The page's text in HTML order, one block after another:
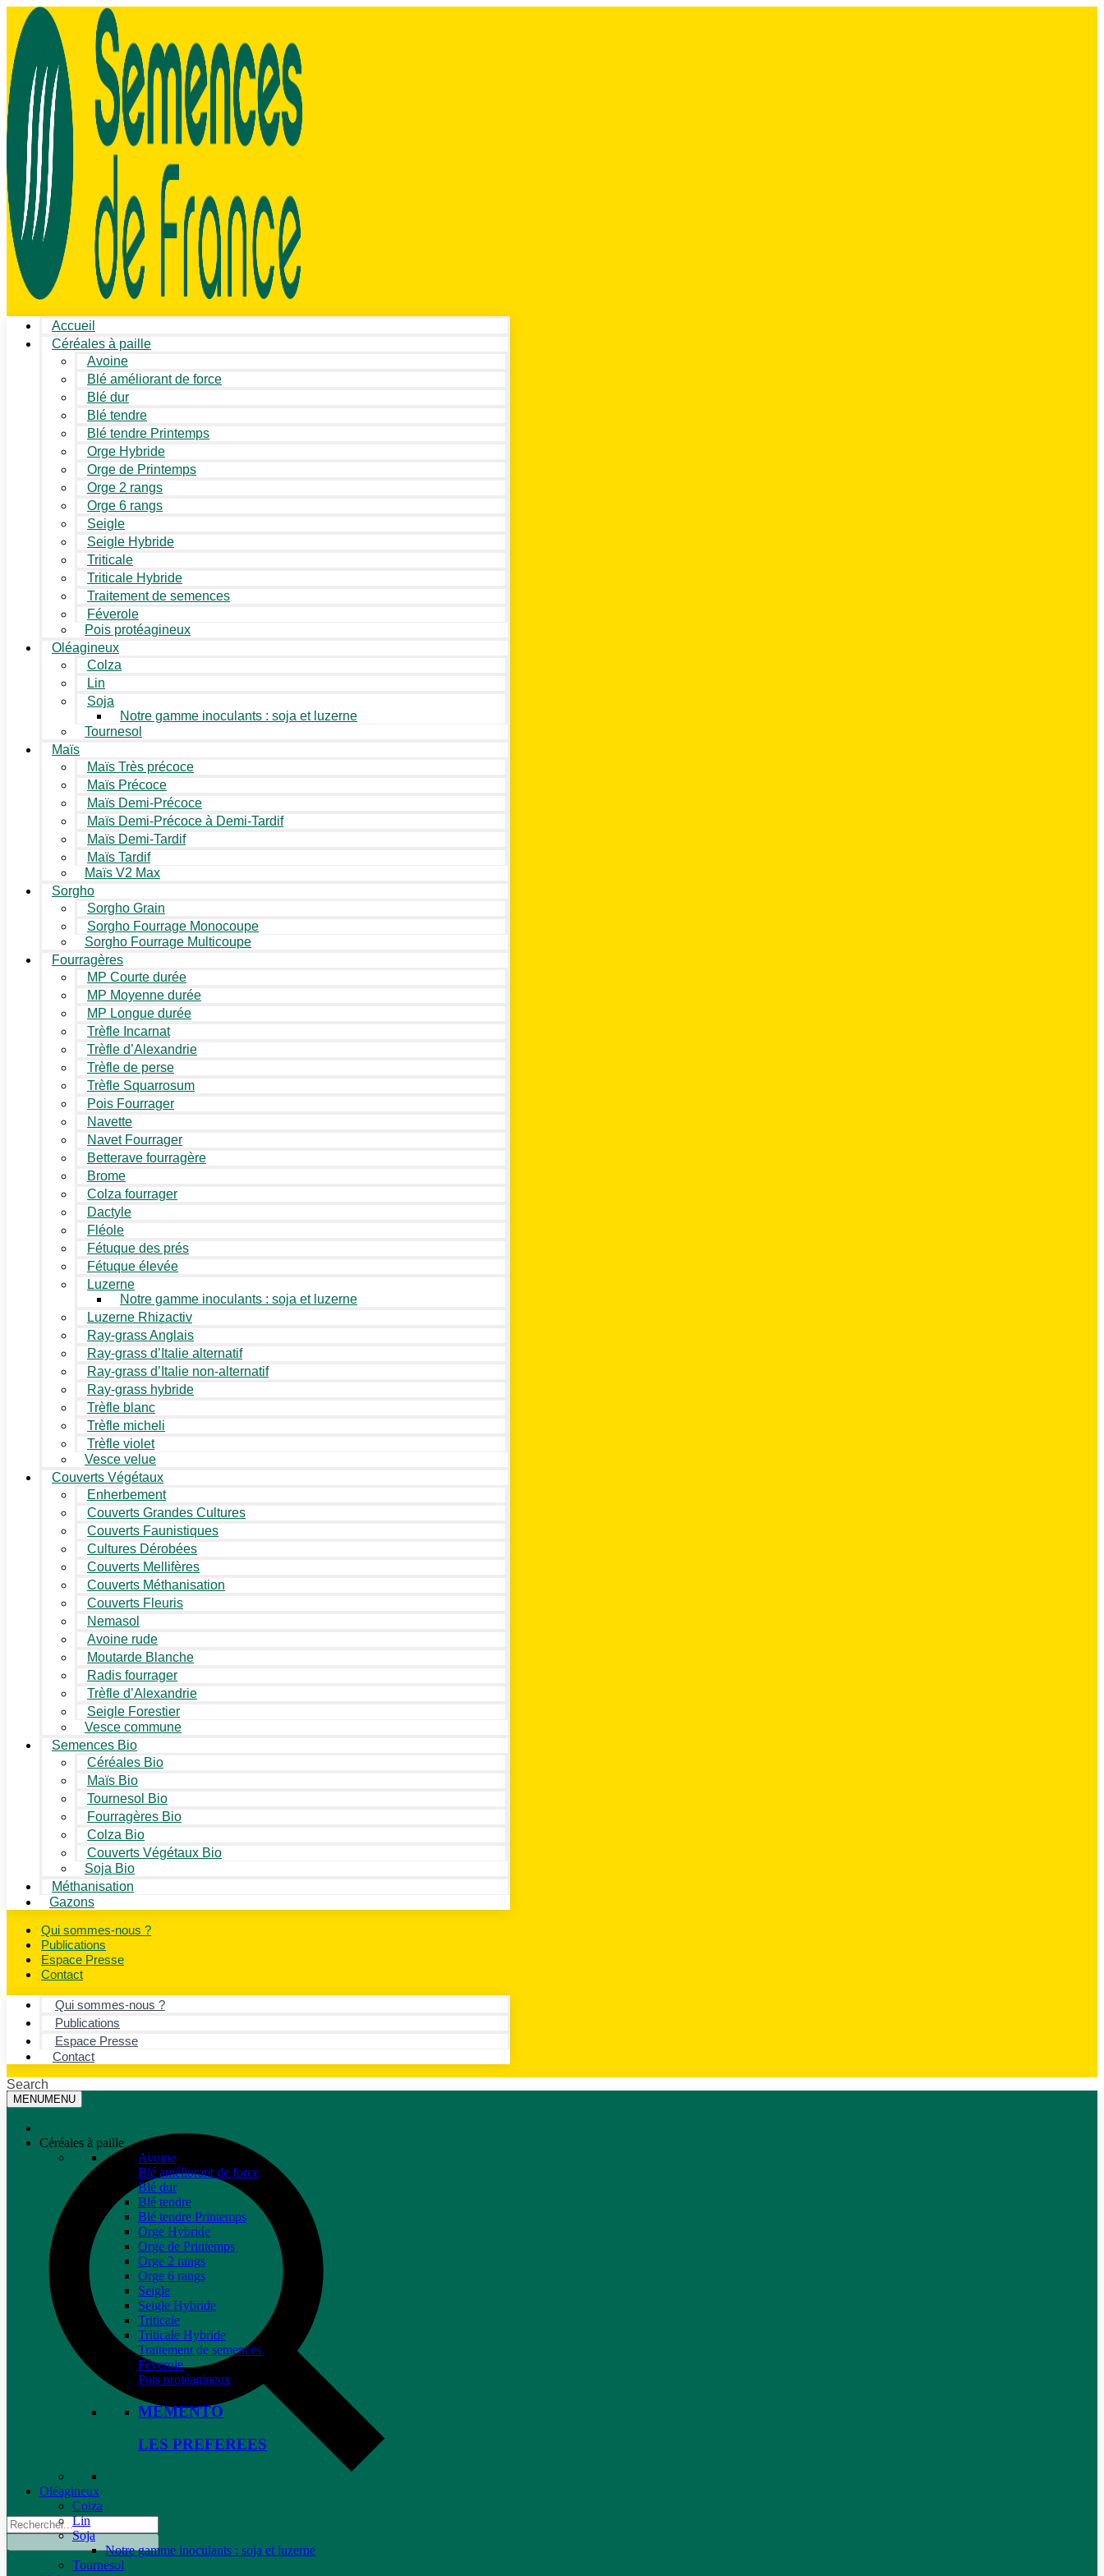
Accueil
Céréales à paille
Avoine
Blé améliorant de force
Blé dur
Blé tendre
Blé tendre Printemps
Orge Hybride
Orge de Printemps
Orge 2 rangs
Orge 6 rangs
Seigle
Seigle Hybride
Triticale
Triticale Hybride
Traitement de semences
Féverole
Pois protéagineux
Oléagineux
Colza
Lin
Soja
Notre gamme inoculants : soja et luzerne
Tournesol
Maïs
Maïs Très précoce
Maïs Précoce
Maïs Demi-Précoce
Maïs Demi-Précoce à Demi-Tardif
Maïs Demi-Tardif
Maïs Tardif
Maïs V2 Max
Sorgho
Sorgho Grain
Sorgho Fourrage Monocoupe
Sorgho Fourrage Multicoupe
Fourragères
MP Courte durée
MP Moyenne durée
MP Longue durée
Trèfle Incarnat
Trèfle d’Alexandrie
Trèfle de perse
Trèfle Squarrosum
Pois Fourrager
Navette
Navet Fourrager
Betterave fourragère
Brome
Colza fourrager
Dactyle
Fléole
Fétuque des prés
Fétuque élevée
Luzerne
Notre gamme inoculants : soja et luzerne
Luzerne Rhizactiv
Ray-grass Anglais
Ray-grass d’Italie alternatif
Ray-grass d’Italie non-alternatif
Ray-grass hybride
Trèfle blanc
Trèfle micheli
Trèfle violet
Vesce velue
Couverts Végétaux
Enherbement
Couverts Grandes Cultures
Couverts Faunistiques
Cultures Dérobées
Couverts Mellifères
Couverts Méthanisation
Couverts Fleuris
Nemasol
Avoine rude
Moutarde Blanche
Radis fourrager
Trèfle d’Alexandrie
Seigle Forestier
Vesce commune
Semences Bio
Céréales Bio
Maïs Bio
Tournesol Bio
Fourragères Bio
Colza Bio
Couverts Végétaux Bio
Soja Bio
Méthanisation
Gazons
Qui sommes-nous ?
Publications
Espace Presse
Contact
Qui sommes-nous ?
Publications
Espace Presse
Contact
Search
MENUMENU
Céréales à paille
Avoine
Blé améliorant de force
Blé dur
Blé tendre
Blé tendre Printemps
Orge Hybride
Orge de Printemps
Orge 2 rangs
Orge 6 rangs
Seigle
Seigle Hybride
Triticale
Triticale Hybride
Traitement de semences
Féverole
Pois protéagineux
MEMENTO
LES PREFEREES
Oléagineux
Colza
Lin
Soja
Notre gamme inoculants : soja et luzerne
Tournesol